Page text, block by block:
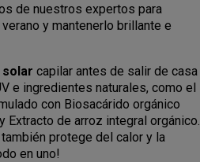
de nuestros expertos para
y mantenerlo brillante e
capilar antes de salir de casa
e ingredientes naturales, como el
con Biosacárido orgánico
Extracto de arroz integral orgánico.
protege del calor y la
en uno!